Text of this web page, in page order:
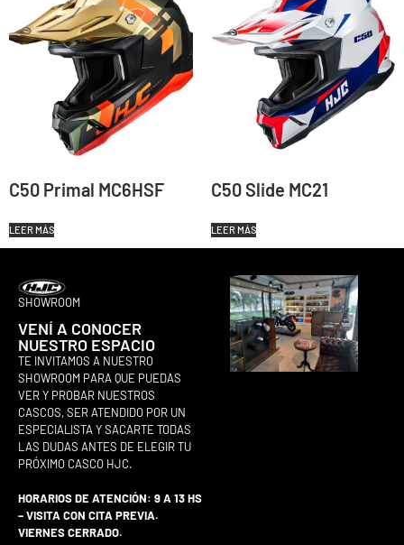
C50 Primal MC6HSF
LEER MÁS
C50 Slide MC21
LEER MÁS
SHOWROOM
VENÍ A CONOCER
NUESTRO ESPACIO
TE INVITAMOS A NUESTRO
SHOWROOM PARA QUE PUEDAS
VER Y PROBAR NUESTROS
CASCOS, SER ATENDIDO POR UN
ESPECIALISTA Y SACARTE TODAS
LAS DUDAS ANTES DE ELEGIR TU
PRÓXIMO CASCO HJC.
HORARIOS DE ATENCIÓN: 9 A 13 HS
– VISITA CON CITA PREVIA.
VIERNES CERRADO.